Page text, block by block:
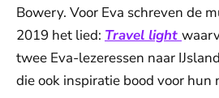
Bowery. Voor Eva schreven de
2019 het lied: Travel light
twee Eva-lezeressen naar
die ook inspiratie bood voor hun